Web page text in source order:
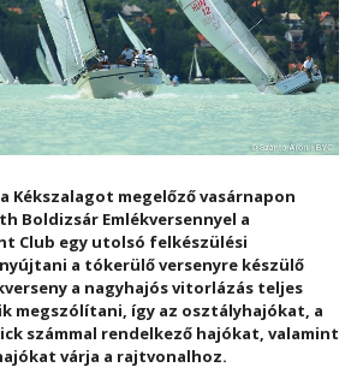
Kékszalagot megelőző vasárnapon
Boldizsár Emlékversennyel a
Club egy utolsó felkészülési
a tókerülő versenyre készülő
a nagyhajós vitorlázás teljes
megszólítani, így az osztályhajókat, a
számmal rendelkező hajókat, valamint
várja a rajtvonalhoz.